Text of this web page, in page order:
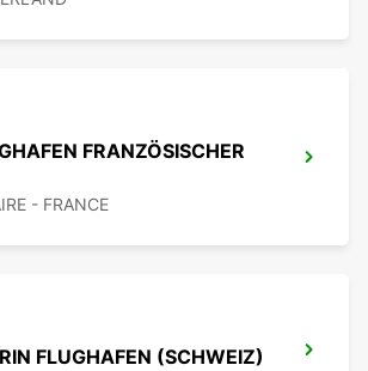
FRANZÖSISCHER
- FRANCE
FLUGHAFEN (SCHWEIZ)